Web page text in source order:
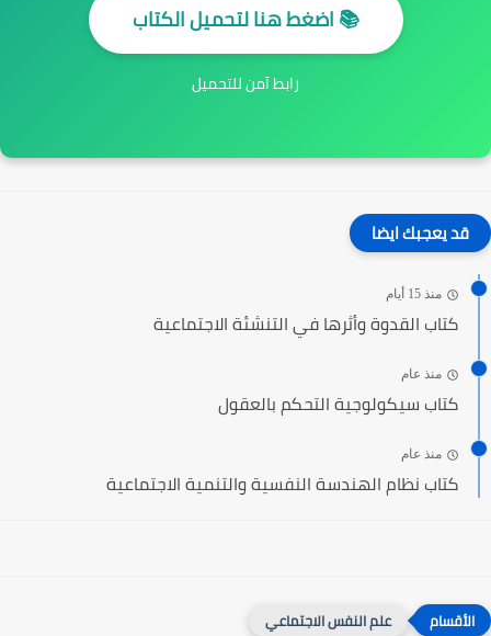
📚 اضغط هنا لتحميل الكتاب
رابط آمن للتحميل
قد يعجبك ايضا
منذ 15 أيام
كتاب القدوة وأثرها في التنشئة الاجتماعية
منذ عام
كتاب سيكولوجية التحكم بالعقول
منذ عام
كتاب نظام الهندسة النفسية والتنمية الاجتماعية
علم النفس الاجتماعي